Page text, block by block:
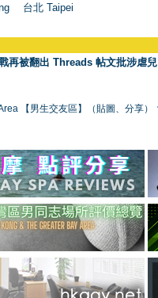
台北 Taipei
再被翻出 Threads 帖文批涉虐兒
【男生交友區】（貼圖、分享）